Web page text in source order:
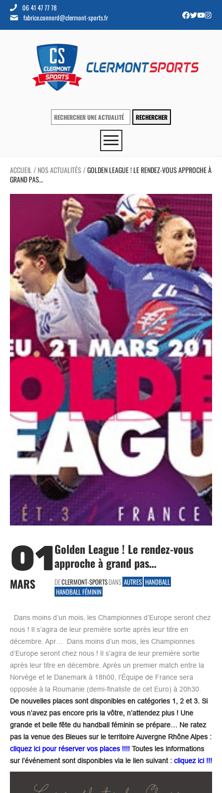
06 41 47 77 78
fabrice.connord@clermont-sports.fr
ACCUEIL / NOS ACTUALITÉS /GOLDEN LEAGUE ! LE RENDEZ-VOUS APPROCHE À
GRAND PAS…
01
MARS
Golden League ! Le rendez-vous
approche à grand pas…
DECLERMONT-SPORTSDANS AUTRES HANDBALL
HANDBALL FÉMININ
Dans moins d’un mois, les Championnes d’Europe seront chez
nous ! Il s’agira de leur première sortie après leur titre en
décembre. Apr… Dans moins d’un mois, les Championnes
d’Europe seront chez nous ! Il s’agira de leur première sortie
après leur titre en décembre. Après un premier match entre la
Norvège et le Danemark à 18h00, l’Équipe de France sera
opposée à la Roumanie (demi-finaliste de cet Euro) à 20h30.
De nouvelles places sont disponibles en catégories 1, 2 et 3. Si
vous n’avez pas encore pris la vôtre, n’attendez plus ! Une
grande et belle fête du handball féminin se prépare… Ne ratez
pas la venue des Bleues sur le territoire Auvergne Rhône Alpes :
cliquez ici pour réserver vos places !!!! Toutes les informations
sur l’événement sont disponibles via le lien suivant : cliquez ici !!!